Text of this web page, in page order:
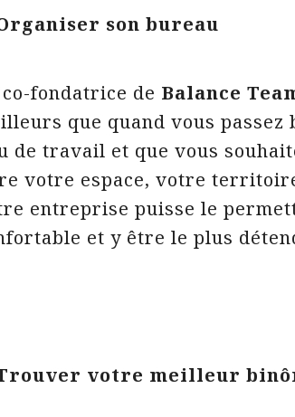
son bureau
fondatrice de Balance
que quand vous
de travail et que vous
votre espace, votre
entreprise puisse le
et y être le plus
votre meilleur